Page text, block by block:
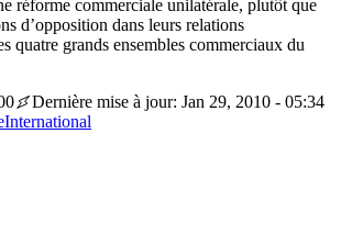
réforme commerciale unilatérale, plutôt que
d’opposition dans leurs relations
quatre grands ensembles commerciaux du
Dernière mise à jour: Jan 29, 2010 - 05:34
International